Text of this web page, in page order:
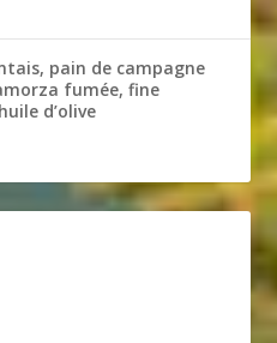
pain de campagne
fumée, fine
d’olive